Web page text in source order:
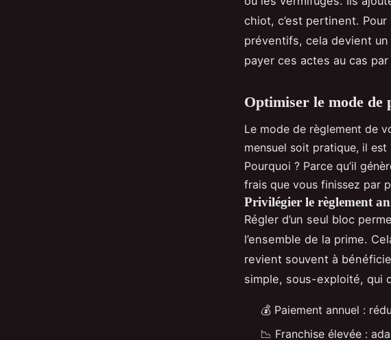
chiot, c’est pertinent.
préventifs, cela devient
payer ces actes au cas
Optimiser le mode de
Le mode de règlement de
mensuel soit pratique, il
Pourquoi ? Parce qu’il
frais que vous finissez par
Privilégier le règlement
Régler d’un seul bloc
l’ensemble de la prime.
revient souvent à
simple, sous-exploité, qui
💰 Paiement annuel :
📉 Franchise élevée :